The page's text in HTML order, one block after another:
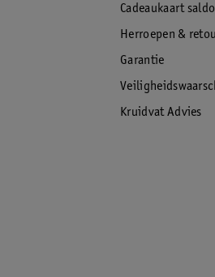
Cadeaukaart saldo
Herroepen &
Garantie
Kruidvat Advies